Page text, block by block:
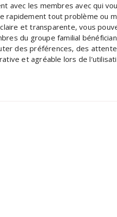
avec les membres avec qui
rapidement tout problème ou
et transparente, vous
du groupe familial
des préférences, des
et agréable lors de